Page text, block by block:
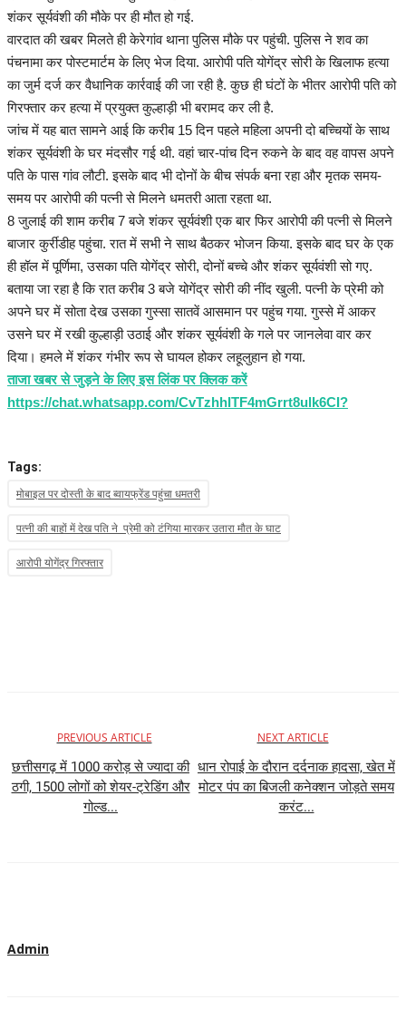
शंकर सूर्यवंशी की मौके पर ही मौत हो गई.
वारदात की खबर मिलते ही केरेगांव थाना पुलिस मौके पर पहुंची. पुलिस ने शव का
पंचनामा कर पोस्टमार्टम के लिए भेज दिया. आरोपी पति योगेंद्र सोरी के खिलाफ हत्या
का जुर्म दर्ज कर वैधानिक कार्रवाई की जा रही है. कुछ ही घंटों के भीतर आरोपी पति को
गिरफ्तार कर हत्या में प्रयुक्त कुल्हाड़ी भी बरामद कर ली है.
जांच में यह बात सामने आई कि करीब 15 दिन पहले महिला अपनी दो बच्चियों के साथ
शंकर सूर्यवंशी के घर मंदसौर गई थी. वहां चार-पांच दिन रुकने के बाद वह वापस अपने
पति के पास गांव लौटी. इसके बाद भी दोनों के बीच संपर्क बना रहा और मृतक समय-
समय पर आरोपी की पत्नी से मिलने धमतरी आता रहता था.
8 जुलाई की शाम करीब 7 बजे शंकर सूर्यवंशी एक बार फिर आरोपी की पत्नी से मिलने
बाजार कुर्रीडीह पहुंचा. रात में सभी ने साथ बैठकर भोजन किया. इसके बाद घर के एक
ही हॉल में पूर्णिमा, उसका पति योगेंद्र सोरी, दोनों बच्चे और शंकर सूर्यवंशी सो गए.
बताया जा रहा है कि रात करीब 3 बजे योगेंद्र सोरी की नींद खुली. पत्नी के प्रेमी को
अपने घर में सोता देख उसका गुस्सा सातवें आसमान पर पहुंच गया. गुस्से में आकर
उसने घर में रखी कुल्हाड़ी उठाई और शंकर सूर्यवंशी के गले पर जानलेवा वार कर
दिया। हमले में शंकर गंभीर रूप से घायल होकर लहूलुहान हो गया.
ताजा खबर से जुड़ने के लिए इस लिंक पर क्लिक करें
https://chat.whatsapp.com/CvTzhhITF4mGrrt8ulk6CI?
Tags:
मोबाइल पर दोस्ती के बाद ब्वायफ्रेंड पहुंचा धमतरी
पत्नी की बाहों में देख पति ने प्रेमी को टंगिया मारकर उतारा मौत के घाट
आरोपी योगेंद्र गिरफ्तार
PREVIOUS ARTICLE
छत्तीसगढ़ में 1000 करोड़ से ज्यादा की
ठगी, 1500 लोगों को शेयर-ट्रेडिंग और
गोल्ड...
NEXT ARTICLE
धान रोपाई के दौरान दर्दनाक हादसा, खेत में
मोटर पंप का बिजली कनेक्शन जोड़ते समय
करंट...
Admin